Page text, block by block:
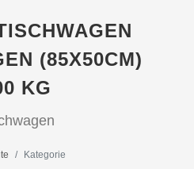
(85X50CM)
KG
Kategorie